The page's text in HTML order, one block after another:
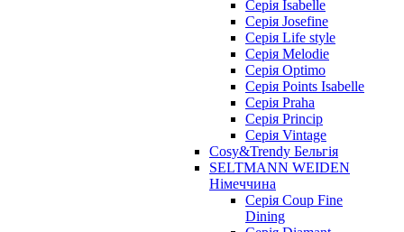
Серія Isabelle
Серія Josefine
Серія Life style
Серія Melodie
Серія Optimo
Серія Points Isabelle
Серія Praha
Серія Princip
Серія Vintage
Cosy&Trendy Бельгія
SELTMANN WEIDEN
Німеччина
Cерія Coup Fine
Dining